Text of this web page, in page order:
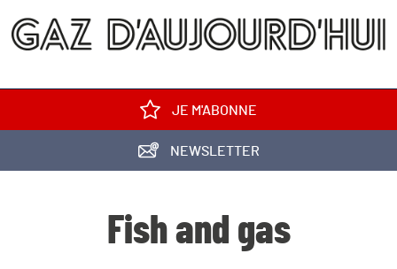
JE M'ABONNE
NEWSLETTER
Fish and gas